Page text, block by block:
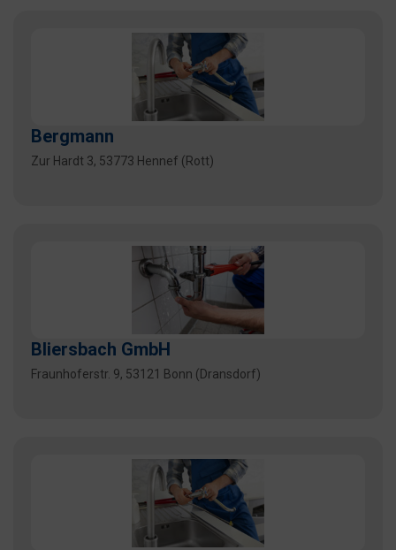
Bergmann
Zur Hardt 3, 53773 Hennef (Rott)
Bliersbach GmbH
Fraunhoferstr. 9, 53121 Bonn (Dransdorf)